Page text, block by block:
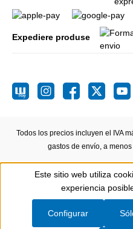
Expediere produse
Todos los precios incluyen el IVA
gastos de envío, a
Show toolbar
Este sitio web utiliza
experiencia
Configurar